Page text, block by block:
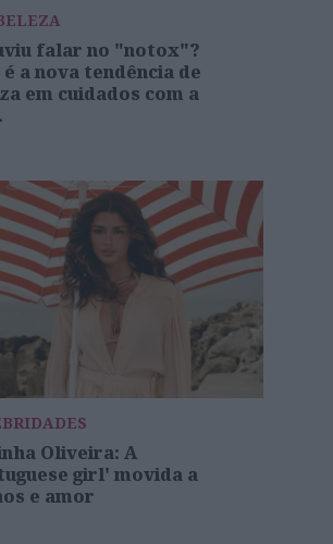
falar no "notox"?
a nova tendência de
em cuidados com a
Oliveira: A
girl' movida a
e amor